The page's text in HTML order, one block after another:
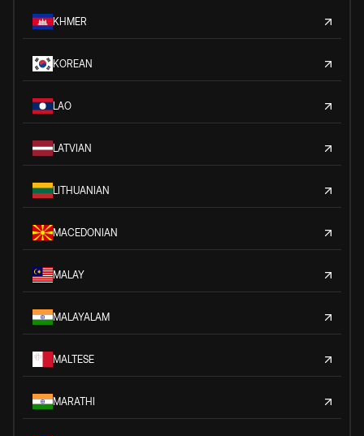
KHMER
KOREAN
LAO
LATVIAN
LITHUANIAN
MACEDONIAN
MALAY
MALAYALAM
MALTESE
MARATHI